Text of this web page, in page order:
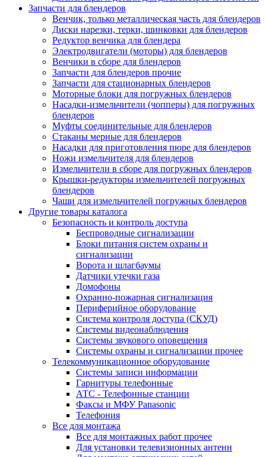
Запчасти для блендеров
Венчик, только металлическая часть для блендеров
Диски нарезки, терки, шинковки для блендеров
Редуктор венчика для блендера
Электродвигатели (моторы) для блендеров
Венчики в сборе для блендеров
Запчасти для блендеров прочие
Запчасти для стационарных блендеров
Моторные блоки для погружных блендеров
Насадки-измельчители (чопперы) для погружных
блендеров
Муфты соединительные для блендеров
Стаканы мерные для блендеров
Насадки для приготовления пюре для блендеров
Ножи измельчителя для блендеров
Измельчители в сборе для погружных блендеров
Крышки-редукторы измельчителей погружных
блендеров
Чаши для измельчителей погружных блендеров
Другие товары каталога
Безопасность и контроль доступа
Беспроводные сигнализации
Блоки питания систем охраны и
сигнализации
Ворота и шлагбаумы
Датчики утечки газа
Домофоны
Охранно-пожарная сигнализация
Периферийное оборудование
Система контроля доступа (СКУД)
Системы видеонаблюдения
Системы звукового оповещения
Системы охраны и сигнализации прочее
Телекоммуникационное оборудование
Системы записи информации
Гарнитуры телефонные
АТС - Телефонные станции
Факсы и МФУ Panasonic
Телефония
Все для монтажа
Все для монтажных работ прочее
Для установки телевизионных антенн